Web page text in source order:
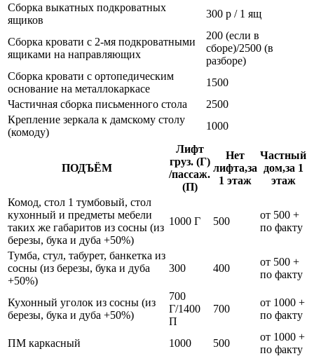
Сборка выкатных подкроватных
ящиков
300 р / 1 ящ
Сборка кровати с 2-мя подкроватными
ящиками на направляющих
200 (если в
сборе)/2500 (в
разборе)
Сборка кровати с ортопедическим
основание на металлокаркасе
1500
Частичная сборка письменного стола
2500
Крепление зеркала к дамскому столу
(комоду)
1000
ПОДЪЁМ
Лифт
груз. (Г)
/пассаж.
(П)
Нет
лифта,за
1 этаж
Частный
дом,за 1
этаж
Комод, стол 1 тумбовый, стол
кухонный и предметы мебели
таких же габаритов из сосны (из
березы, бука и дуба +50%)
1000 Г 500
от 500 +
по факту
Тумба, стул, табурет, банкетка из
сосны (из березы, бука и дуба
+50%)
300 400
от 500 +
по факту
Кухонный уголок из сосны (из
березы, бука и дуба +50%)
700
Г/1400
П
700
от 1000 +
по факту
ПМ каркасный 1000 500
от 1000 +
по факту